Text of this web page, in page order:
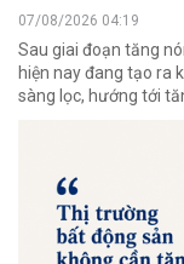
07/08/2026 04:19
Sau giai đoạn tăng
hiện nay đang tạo ra
sàng lọc, hướng tới